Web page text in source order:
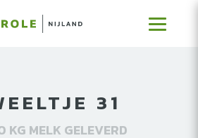
31
MELK GELEVERD